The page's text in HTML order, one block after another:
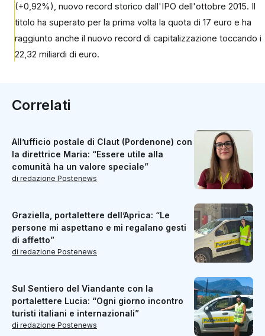
(+0,92%), nuovo record storico dall'IPO dell'ottobre 2015. Il
titolo ha superato per la prima volta la quota di 17 euro e ha
raggiunto anche il nuovo record di capitalizzazione toccando i
22,32 miliardi di euro.
Correlati
All’ufficio postale di Claut (Pordenone) con
la direttrice Maria: “Essere utile alla
comunità ha un valore speciale”
di redazione Postenews
Graziella, portalettere dell’Aprica: “Le
persone mi aspettano e mi regalano gesti
di affetto”
di redazione Postenews
Sul Sentiero del Viandante con la
portalettere Lucia: “Ogni giorno incontro
turisti italiani e internazionali”
di redazione Postenews